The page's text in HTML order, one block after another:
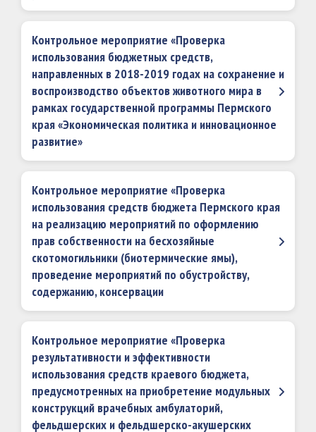
Контрольное мероприятие «Проверка
использования бюджетных средств,
направленных в 2018-2019 годах на сохранение и
воспроизводство объектов животного мира в
рамках государственной программы Пермского
края «Экономическая политика и инновационное
развитие»
Контрольное мероприятие «Проверка
использования средств бюджета Пермского края
на реализацию мероприятий по оформлению
прав собственности на бесхозяйные
скотомогильники (биотермические ямы),
проведение мероприятий по обустройству,
содержанию, консервации
Контрольное мероприятие «Проверка
результативности и эффективности
использования средств краевого бюджета,
предусмотренных на приобретение модульных
конструкций врачебных амбулаторий,
фельдшерских и фельдшерско-акушерских